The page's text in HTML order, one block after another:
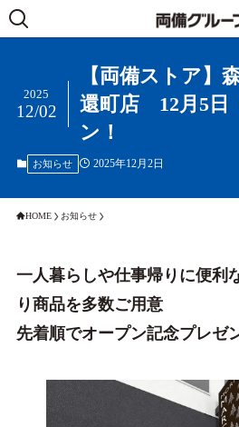
【両備ストア】
還町店 12月5日
ン！
2025
12/02
お知らせ 2025年12月2日
HOME お知らせ
一人暮らしや仕事帰りに便利
り商品を多数ご用意
先着順でオープン記念プレゼ